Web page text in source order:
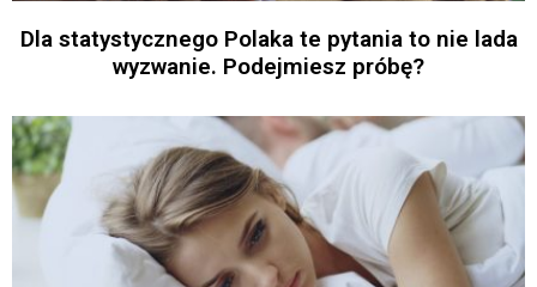
Dla statystycznego Polaka te pytania to nie lada
wyzwanie. Podejmiesz próbę?